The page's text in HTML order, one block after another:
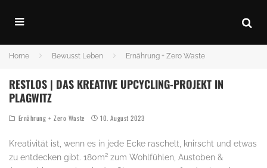
Home Bewusst Leben Ernährung + Zero Waste
RESTLOS | DAS KREATIVE UPCYCLING-PROJEKT IN
PLAGWITZ
Ernährung + Zero Waste 10. August 2023
Kreativität ist, wenn es in jede Ecke raschelt, knirscht und etwas
zu entdecken gibt. 180m² zum Wohlfühlen, Austoben &